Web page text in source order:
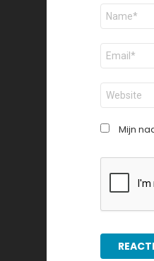
Naam
E-
mail
*
Site
Mijn